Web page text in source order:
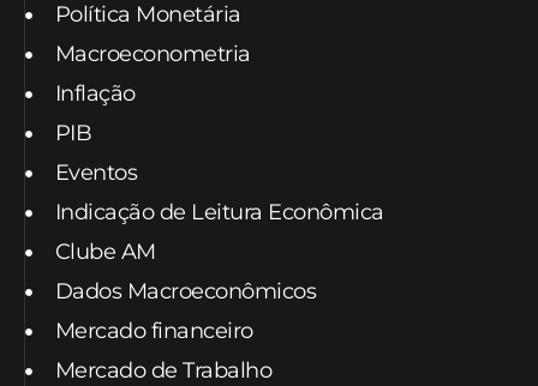
Política Monetária
Macroeconometria
Inflação
PIB
Eventos
Indicação de Leitura Econômica
Clube AM
Dados Macroeconômicos
Mercado financeiro
Mercado de Trabalho